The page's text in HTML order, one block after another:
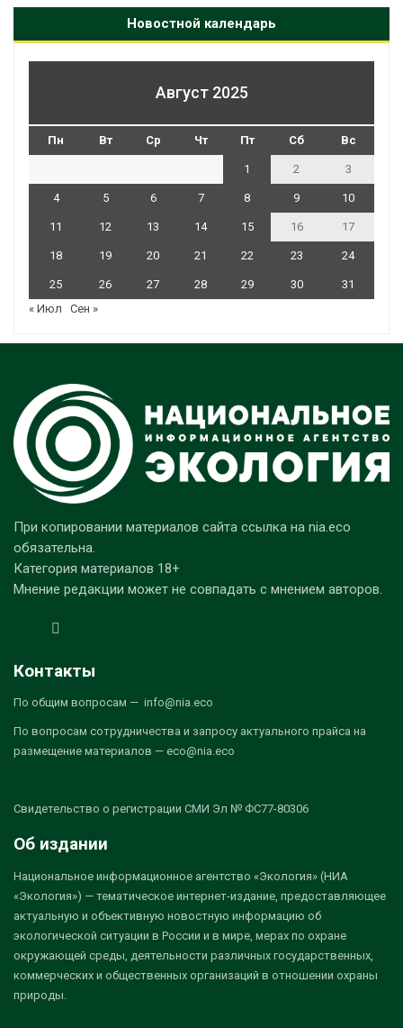
Новостной календарь
Август 2025
Пн Вт Ср Чт Пт Сб Вс
1 2 3
4 5 6 7 8 9 10
11 12 13 14 15 16 17
18 19 20 21 22 23 24
25 26 27 28 29 30
31
« Июл
Сен »
При копировании материалов сайта ссылка на nia.eco
обязательна.
Категория материалов 18+
Мнение редакции может не совпадать с мнением авторов.
Контакты
По общим вопросам — info@nia.eco
По вопросам сотрудничества и запросу актуального прайса на
размещение материалов — eco@nia.eco
Свидетельство о регистрации СМИ Эл № ФС77-80306
Об издании
Национальное информационное агентство «Экология» (НИА
«Экология») — тематическое интернет-издание, предоставляющее
актуальную и объективную новостную информацию об
экологической ситуации в России и в мире, мерах по охране
окружающей среды, деятельности различных государственных,
коммерческих и общественных организаций в отношении охраны
природы.